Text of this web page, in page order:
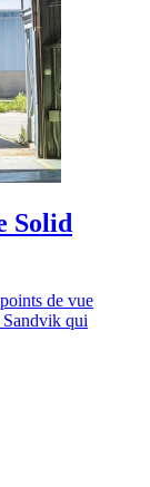
Solid
de vue
Sandvik qui